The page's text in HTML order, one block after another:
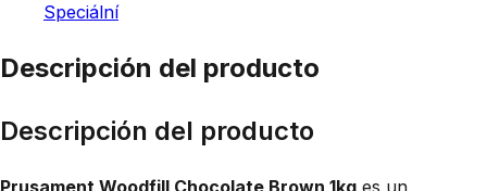
Speciální
Descripción del producto
Descripción del producto